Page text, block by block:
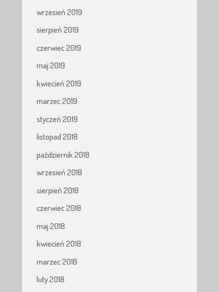
wrzesień 2019
sierpień 2019
czerwiec 2019
maj 2019
kwiecień 2019
marzec 2019
styczeń 2019
listopad 2018
październik 2018
wrzesień 2018
sierpień 2018
czerwiec 2018
maj 2018
kwiecień 2018
marzec 2018
luty 2018